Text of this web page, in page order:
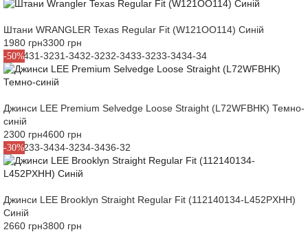
Штани WRANGLER Texas Regular Fit (W121OO114) Синій
1980 грн3300 грн
-50%
30-3431-3231-3432-3232-3433-3233-3434-34
Джинси LEE Premium Selvedge Loose Straight (L72WFBHK) Темно-
синій
2300 грн4600 грн
-30%
33-3233-3434-3234-3436-32
Джинси LEE Brooklyn Straight Regular Fit (112140134-L452PXHH)
Синій
2660 грн3800 грн